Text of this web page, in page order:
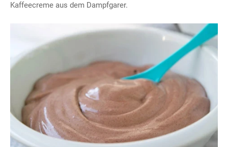
Kaffeecreme aus dem Dampfgarer.